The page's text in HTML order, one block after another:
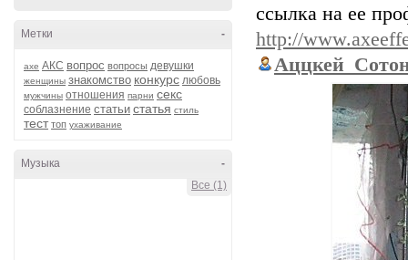
-
Метки
axe АКС вопрос вопросы девушки
женщины знакомство конкурс любовь
мужчины отношения парни секс
соблазнение статьи статья стиль
тест топ ухаживание
-
Музыка
Все (1)
ссылка на ее
http://